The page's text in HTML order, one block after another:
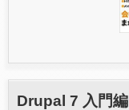
Drupal 7 入門編